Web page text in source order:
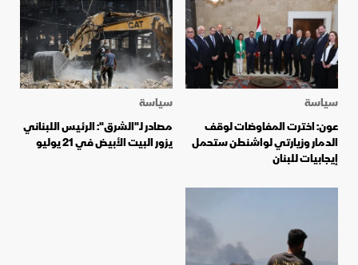
سياسة
عون: اخترت المفاوضات لوقف
الدمار وزيارتي لواشنطن ستحمل
إيجابيات للبنان
سياسة
مصادر لـ"الشرق": الرئيس اللبناني
يزور البيت الأبيض في 21 يوليو